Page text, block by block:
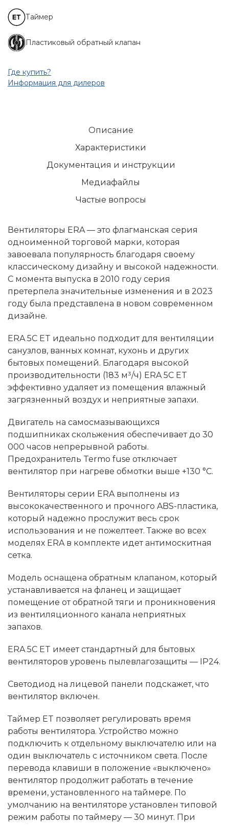
Таймер
Пластиковый обратный клапан
Где купить?
Информация для дилеров
Описание
Характеристики
Документация и инструкции
Медиафайлы
Частые вопросы
Вентиляторы ERA — это флагманская серия
одноименной торговой марки, которая
завоевала популярность благодаря своему
классическому дизайну и высокой надежности.
С момента выпуска в 2010 году серия
претерпела значительные изменения и в 2023
году была представлена в новом современном
дизайне.
ERA 5C ET идеально подходит для вентиляции
санузлов, ванных комнат, кухонь и других
бытовых помещений. Благодаря высокой
производительности (183 м³/ч) ERA 5C ET
эффективно удаляет из помещения влажный
загрязненный воздух и неприятные запахи.
Двигатель на самосмазывающихся
подшипниках скольжения обеспечивает до 30
000 часов непрерывной работы.
Предохранитель Termo fuse отключает
вентилятор при нагреве обмотки выше +130 °C.
Вентиляторы серии ERA выполнены из
высококачественного и прочного ABS-пластика,
который надежно прослужит весь срок
использования и не пожелтеет. Также во всех
моделях ERA в комплекте идет антимоскитная
сетка.
Модель оснащена обратным клапаном, который
устанавливается на фланец и защищает
помещение от обратной тяги и проникновения
из вентиляционного канала неприятных
запахов.
ERA 5C ET имеет стандартный для бытовых
вентиляторов уровень пылевлагозащиты — IP24.
Светодиод на лицевой панели подскажет, что
вентилятор включен.
Таймер ET позволяет регулировать время
работы вентилятора. Устройство можно
подключить к отдельному выключателю или на
один выключатель с источником света. После
перевода клавиши в положение «выключено»
вентилятор продолжит работать в течение
времени, установленного на таймере. По
умолчанию на вентиляторе установлен типовой
режим работы по таймеру — 30 минут. При